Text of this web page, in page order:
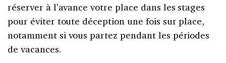
réserver à l’avance votre place dans les stages
pour éviter toute déception une fois sur place,
notamment si vous partez pendant les périodes
de vacances.